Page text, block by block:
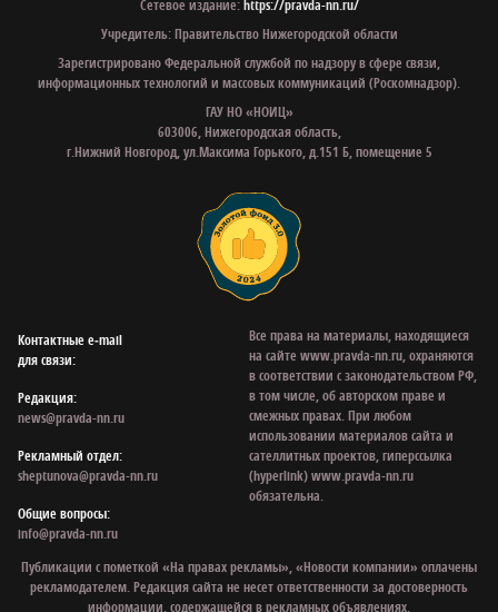
Сетевое издание:https://pravda-nn.ru/
Учредитель: Правительство Нижегородской области
Зарегистрировано Федеральной службой по надзору в сфере связи,
информационных технологий и массовых коммуникаций (Роскомнадзор).
ГАУ НО «НОИЦ»
603006, Нижегородская область,
г.Нижний Новгород, ул.Максима Горького, д.151 Б, помещение 5
Контактные e‑mail
для связи:
Редакция:
news@pravda-nn.ru
Рекламный отдел:
sheptunova@pravda-nn.ru
Общие вопросы:
info@pravda-nn.ru
Все права на материалы, находящиеся
на сайте www.pravda-nn.ru, охраняются
в соответствии с законодательством РФ,
в том числе, об авторском праве и
смежных правах. При любом
использовании материалов сайта и
сателлитных проектов, гиперссылка
(hyperlink) www.pravda-nn.ru
обязательна.
Публикации с пометкой «На правах рекламы», «Новости компании» оплачены
рекламодателем. Редакция сайта не несет ответственности за достоверность
информации, содержащейся в рекламных объявлениях.